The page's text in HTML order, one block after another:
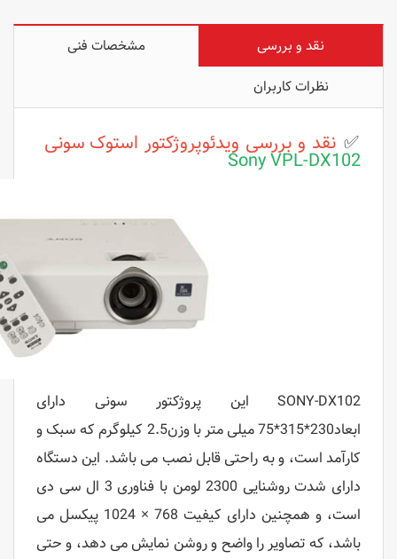
نقد و بررسی
مشخصات فنی
نظرات کاربران
✅ نقد و بررسی ویدئوپروژکتور استوک سونی
Sony VPL-DX102
SONY-DX102 این پروژکتور سونی دارای
ابعاد
230*315*75 میلی متر با وزن2.5 کیلوگرم که سبک و
کارآمد است، و به راحتی قابل نصب می باشد. این دستگاه
دارای شدت روشنایی 2300 لومن با فناوری 3 ال سی دی
است، و همچنین دارای کیفیت 768 × 1024 پیکسل می
باشد، که تصاویر را واضح و روشن نمایش می دهد، و حتی